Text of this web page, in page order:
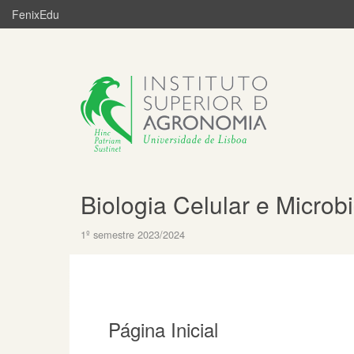
FenixEdu
Biologia Celular e
1º semestre 2023/2024
Página Inicial